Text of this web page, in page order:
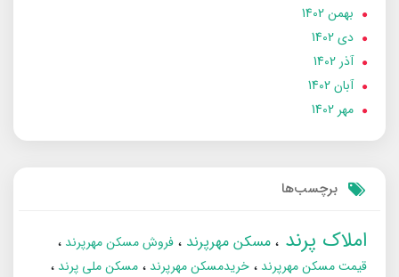
بهمن 1402
دی 1402
آذر 1402
آبان 1402
مهر 1402
برچسب‌ها
املاک پرند مسکن مهرپرند
فروش مسکن مهرپرند
قیمت مسکن مهرپرند
خریدمسکن مهرپرند
مسکن ملی پرند